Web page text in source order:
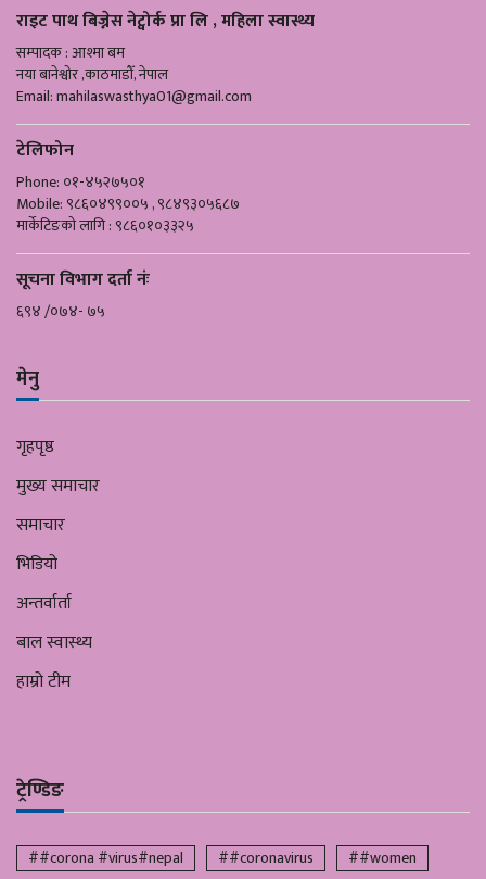
राइट पाथ बिज्नेस नेट्वोर्क प्रा लि , महिला स्वास्थ्य
सम्पादक : आश्मा बम
नया बानेश्वोर ,काठमाडौँ, नेपाल
Email:mahilaswasthya01@gmail.com
टेलिफोन
Phone: ०१-४५२७५०१
Mobile: ९८६०४९९००५ , ९८४९३०५६८७
मार्केटिङको लागि : ९८६०१०३३२५
सूचना विभाग दर्ता नंः
६९४ /०७४- ७५
मेनु
गृहपृष्ठ
मुख्य समाचार
समाचार
भिडियो
अन्तर्वार्ता
बाल स्वास्थ्य
हाम्रो टीम
ट्रेण्डिङ
##corona #virus#nepal ##coronavirus ##women